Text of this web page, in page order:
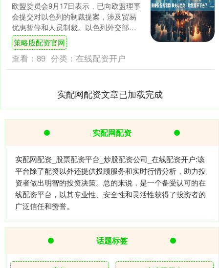
欧盟委员会9月17日表示，已向欧盟理事
会提交对以色列的制裁提案，涉及贸易
优惠暂停和人员制裁。以色列外交部同
日回应，称欧盟委员会拟采取的措施“歪
曲”。与此同时，以....
策略股配资官网
查看： 89 分类： 在线配资开户
实配网配资文章已加载完成
实配网配资
实配网配资_股票配资平台_炒股配资公司_在线配资开户:该
平台除了配资以外还提供投顾服务和实时行情分析，助力投
资者做出明智的投资决策。总的来说，是一个备受认可的在
线配资平台，以其专业性、安全性和灵活性获得了投资者的
广泛信任和赞誉。
话题标签